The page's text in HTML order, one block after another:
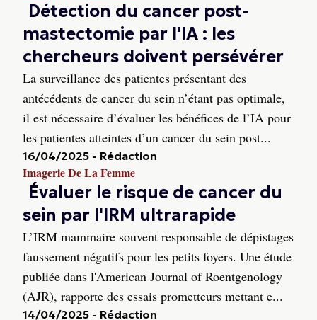
Détection du cancer post-
mastectomie par l'IA : les
chercheurs doivent persévérer
La surveillance des patientes présentant des
antécédents de cancer du sein n’étant pas optimale,
il est nécessaire d’évaluer les bénéfices de l’IA pour
les patientes atteintes d’un cancer du sein post...
16/04/2025 - Rédaction
Imagerie De La Femme
Évaluer le risque de cancer du
sein par l'IRM ultrarapide
L’IRM mammaire souvent responsable de dépistages
faussement négatifs pour les petits foyers. Une étude
publiée dans l'American Journal of Roentgenology
(AJR), rapporte des essais prometteurs mettant e...
14/04/2025 - Rédaction